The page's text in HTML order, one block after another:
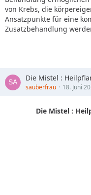
von Krebs, die
Ansatzpunkte für eine
Zusatzbehandlung
Die Mistel :
sauberfrau 18. Juni
Die Mistel :